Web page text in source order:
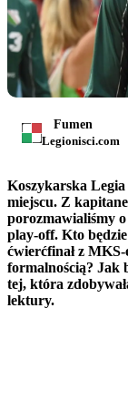
Fumen
Legionisci.com
Koszykarska Legia
miejscu. Z
porozmawialiśmy
play-off. Kto
ćwierćfinał z
formalnością? Jak
tej, która
lektury.